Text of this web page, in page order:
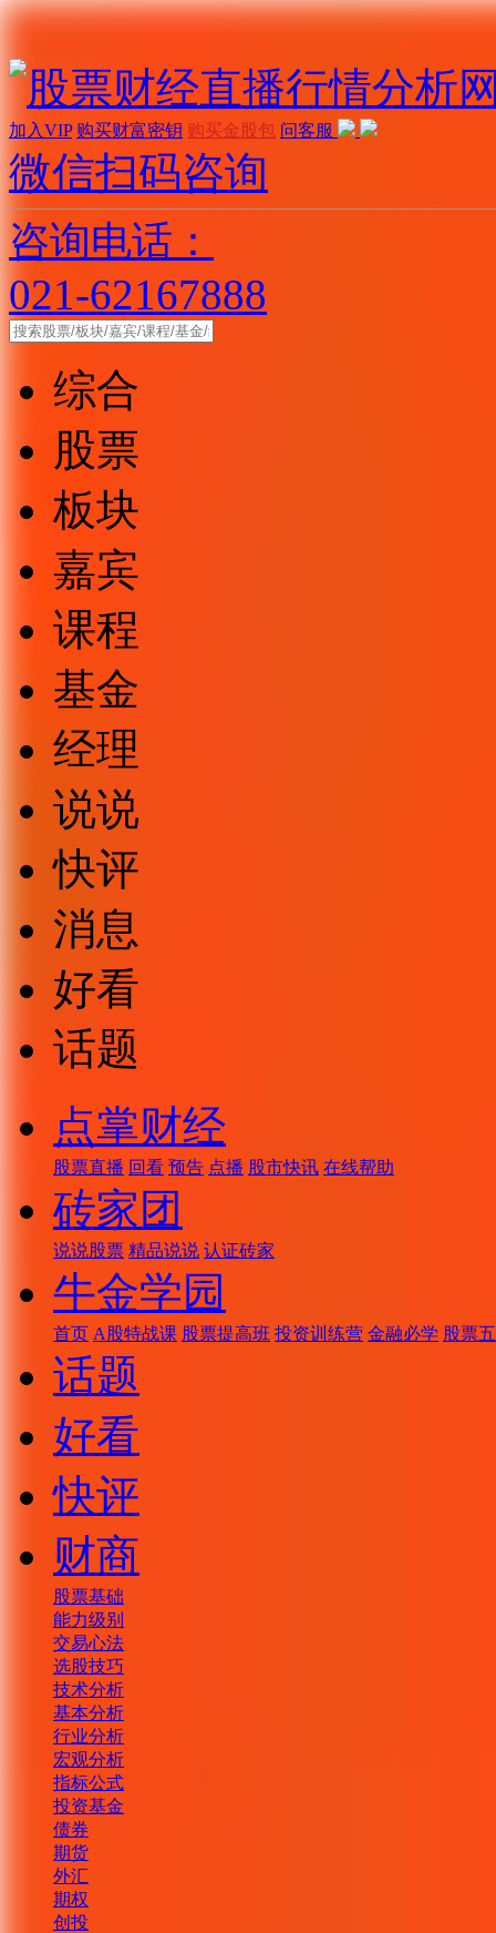
加入VIP 购买财富密钥 购买金股包 问客服
微信扫码咨询
咨询电话：
021-62167888
综合
股票
板块
嘉宾
课程
基金
经理
说说
快评
消息
好看
话题
点掌财经
股票直播 回看 预告 点播 股市快讯 在线帮助
砖家团
说说股票 精品说说 认证砖家
牛金学园
首页 A股特战课 股票提高班 投资训练营 金融必学 股票
话题
好看
快评
财商
股票基础
能力级别
交易心法
选股技巧
技术分析
基本分析
行业分析
宏观分析
指标公式
投资基金
债券
期货
外汇
期权
创投